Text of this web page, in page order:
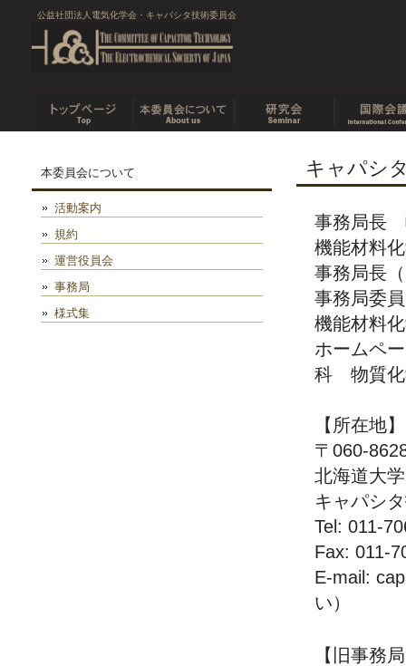
公益社団法人電気化学会・キャパシタ技術委員会
キャパシ
事務局長
機能材料
事務局長
事務局委
機能材料
ホームペ
科 物質化
【所在地】
〒060-
北海道大
キャパシ
Tel: 011-
Fax: 011-
E-mail:
い）
【旧事務
本委員会について
活動案内
規約
運営役員会
事務局
様式集